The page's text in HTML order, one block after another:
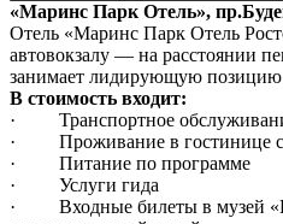
«Маринс Парк Отель»,
Отель «Маринс Парк Отель
автовокзалу — на расстоянии
занимает лидирующую позицию
В стоимость входит:
· Транспортное
· Проживание в гостинице с
· Питание по программе
· Услуги гида
· Входные билеты в музей